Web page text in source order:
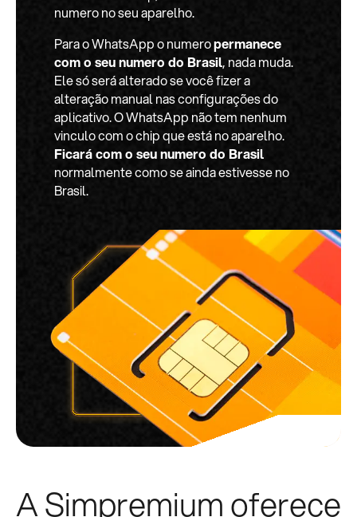
numero no seu aparelho.
Para o WhatsApp o numeropermanece
com o seu numero do Brasil, nada muda.
Ele só será alterado se você fizer a
alteração manual nas configurações do
aplicativo. O WhatsApp não tem nenhum
vinculo com o chip que está no aparelho.
Ficará com o seu numero do Brasil
normalmente como se ainda estivesse no
Brasil.
A Simpremium oferece